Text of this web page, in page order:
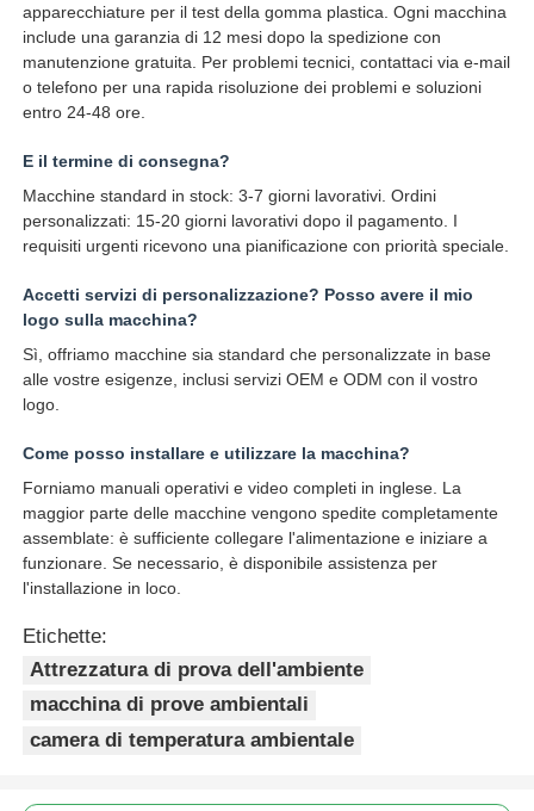
apparecchiature per il test della gomma plastica. Ogni macchina
include una garanzia di 12 mesi dopo la spedizione con
manutenzione gratuita. Per problemi tecnici, contattaci via e-mail
o telefono per una rapida risoluzione dei problemi e soluzioni
entro 24-48 ore.
E il termine di consegna?
Macchine standard in stock: 3-7 giorni lavorativi. Ordini
personalizzati: 15-20 giorni lavorativi dopo il pagamento. I
requisiti urgenti ricevono una pianificazione con priorità speciale.
Accetti servizi di personalizzazione? Posso avere il mio
logo sulla macchina?
Sì, offriamo macchine sia standard che personalizzate in base
alle vostre esigenze, inclusi servizi OEM e ODM con il vostro
logo.
Come posso installare e utilizzare la macchina?
Forniamo manuali operativi e video completi in inglese. La
maggior parte delle macchine vengono spedite completamente
assemblate: è sufficiente collegare l'alimentazione e iniziare a
funzionare. Se necessario, è disponibile assistenza per
l'installazione in loco.
Etichette:
Attrezzatura di prova dell'ambiente
macchina di prove ambientali
camera di temperatura ambientale